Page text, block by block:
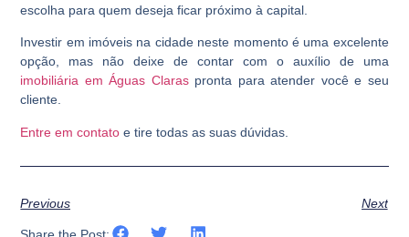
escolha para quem deseja ficar próximo à capital.
Investir em imóveis na cidade neste momento é uma excelente
opção, mas não deixe de contar com o auxílio de uma
imobiliária em Águas Claraspronta para atender você e seu
cliente.
Entre em contato e tire todas as suas dúvidas.
Previous Next